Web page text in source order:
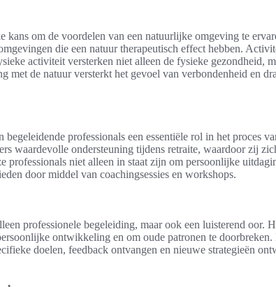
kans om de voordelen van een natuurlijke omgeving te
die een natuur therapeutisch effect hebben.
activiteit versterken niet alleen de fysieke gezondheid,
met de natuur versterkt het gevoel van verbondenheid en
professionals een essentiële rol in het proces
waardevolle ondersteuning tijdens retraite, waardoor zij
professionals niet alleen in staat zijn om persoonlijke
door middel van coachingsessies en workshops.
professionele begeleiding, maar ook een luisterend oor.
ontwikkeling en om oude patronen te
doelen, feedback ontvangen en nieuwe strategieën